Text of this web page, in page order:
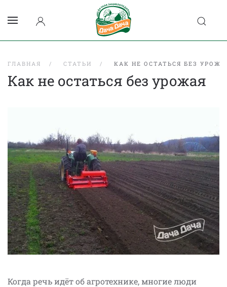
ГЛАВНАЯ СТАТЬИ КАК НЕ ОСТАТЬСЯ БЕЗ
Как не остаться без урожая
Когда речь идёт об агротехнике, многие люди